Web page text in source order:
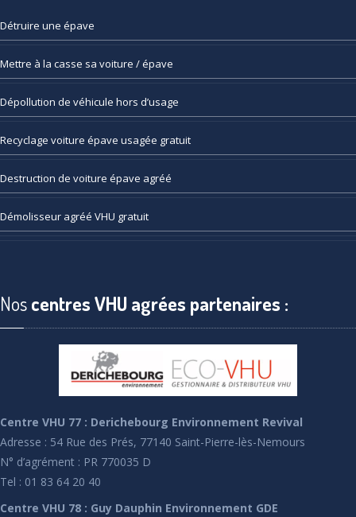
Détruire une épave
Mettre à la casse sa voiture / épave
Dépollution de véhicule hors d’usage
Recyclage voiture épave usagée gratuit
Destruction de voiture épave agréé
Démolisseur agréé VHU gratuit
Noscentres VHU agrées partenaires :
Centre VHU 77 : Derichebourg Environnement Revival
Adresse : 54 Rue des Prés, 77140 Saint-Pierre-lès-Nemours
N° d’agrément : PR 770035 D
Tel : 01 83 64 20 40
Centre VHU 78 : Guy Dauphin Environnement GDE